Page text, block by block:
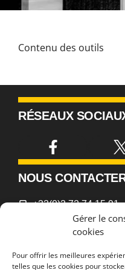
Gérer le
cookies
Pour offrir les meilleures
telles que les cookies pour
Contenu des outils
RÉSEAUX
NOUS
+33(0)3 72 74 15 91
2lpn-contact@univ-